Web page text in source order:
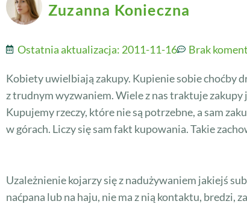
Zuzanna Konieczna
Ostatnia aktualizacja: 2011-11-16 Brak
Kobiety uwielbiają zakupy. Kupienie sobie choćby
z trudnym wyzwaniem. Wiele z nas traktuje
Kupujemy rzeczy, które nie są potrzebne, a sam
w górach. Liczy się sam fakt kupowania. Takie
Uzależnienie kojarzy się z nadużywaniem jakiejś
naćpana lub na haju, nie ma z nią kontaktu, bredzi,